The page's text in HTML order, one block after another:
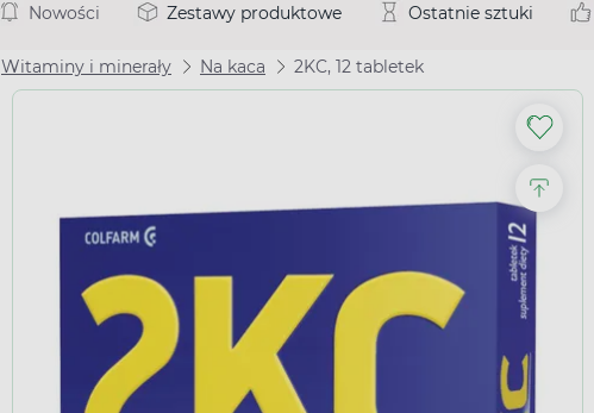
Nowości Zestawy produktowe Ostatnie sztuki
Witaminy i minerały Na kaca 2KC, 12 tabletek